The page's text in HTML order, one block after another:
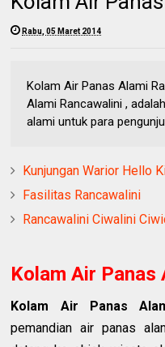
Rabu, 05 Maret 2014
Kolam Air Panas Alami
Alami Rancawalini ,
alami untuk para
Kunjungan Warior Hello
Fasilitas Rancawalini
Rancawalini Ciwalini
Kolam Air Panas
Kolam Air Panas
pemandian air panas